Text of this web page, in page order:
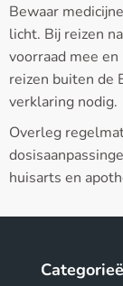
Bewaar
licht. Bij reizen
voorraad mee
reizen buiten de
verklaring nodig.
Overleg
huisarts en